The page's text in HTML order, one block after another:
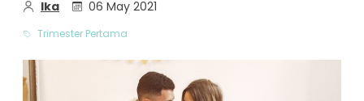
Ika 06 May 2021
Trimester Pertama